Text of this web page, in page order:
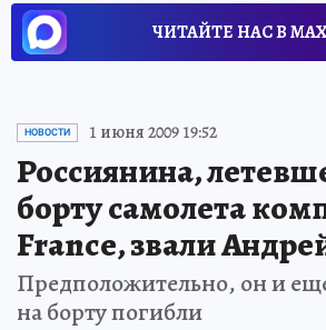
ЧИТАЙТЕ НАС В
НОВОСТИ 1 июня 2009 19:52
Россиянина,
борту самолета
France, звали
Предположительно, он и
на борту погибли